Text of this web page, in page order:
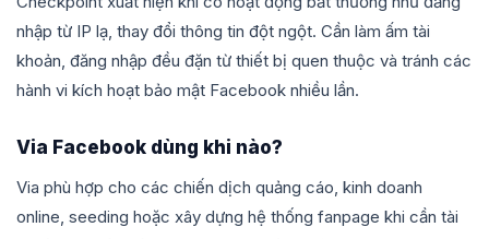
nhập từ IP lạ, thay đổi thông tin đột ngột. Cần làm ấm tài
khoản, đăng nhập đều đặn từ thiết bị quen thuộc và tránh các
hành vi kích hoạt bảo mật Facebook nhiều lần.
Via Facebook dùng khi nào?
Via phù hợp cho các chiến dịch quảng cáo, kinh doanh
online, seeding hoặc xây dựng hệ thống fanpage khi cần tài